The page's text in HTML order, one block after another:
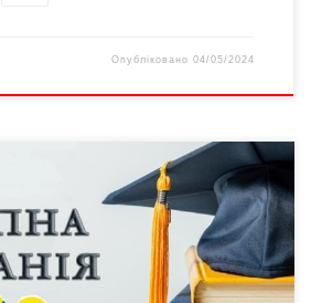
Опубліковано04/05/2024
заступник міністра охорони
повідомляє Укрінформ. «В
рік (для галузей знань «Охорона
змінилися конкурсні предмети: перший,